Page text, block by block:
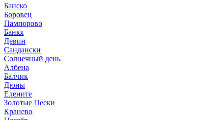
Банско
Боровец
Пампорово
Банкя
Девин
Сандански
Солнечный день
Албена
Балчик
Дюны
Елените
Золотые Пески
Кранево